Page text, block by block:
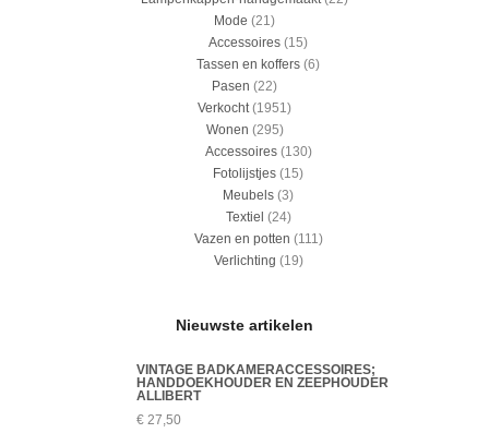
Mode (21)
Accessoires (15)
Tassen en koffers (6)
Pasen (22)
Verkocht (1951)
Wonen (295)
Accessoires (130)
Fotolijstjes (15)
Meubels (3)
Textiel (24)
Vazen en potten (111)
Verlichting (19)
Nieuwste artikelen
VINTAGE BADKAMERACCESSOIRES;
HANDDOEKHOUDER EN ZEEPHOUDER
ALLIBERT
€ 27,50